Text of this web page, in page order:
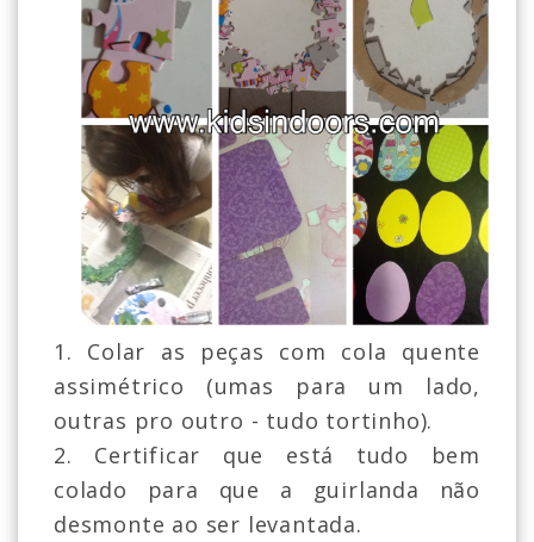
1. Colar as peças com cola quente
assimétrico (umas para um lado,
outras pro outro - tudo tortinho).
2. Certificar que está tudo bem
colado para que a guirlanda não
desmonte ao ser levantada.